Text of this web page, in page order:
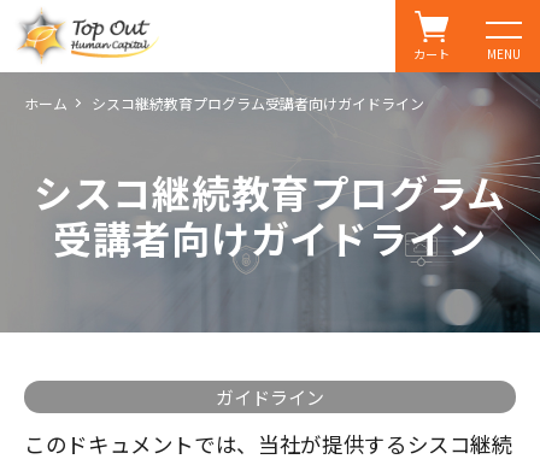
MENU
カート
ホーム シスコ継続教育プログラム受講者向けガイドライン
シスコ継続教育プログラム
受講者向けガイドライン
ガイドライン
このドキュメントでは、当社が提供するシスコ継続